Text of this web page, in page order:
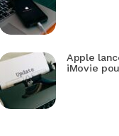
Apple
iMovie